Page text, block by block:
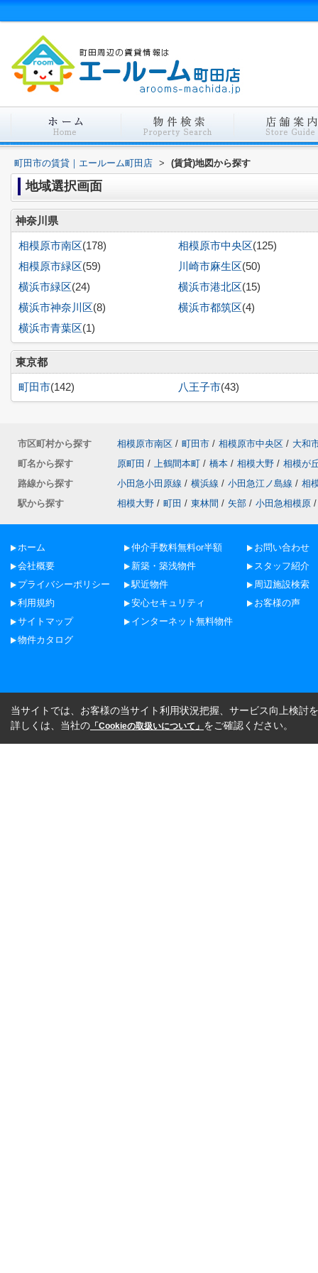
町田市の賃貸｜エールーム町田店 > (賃貸)地図から探す
地域選択画面
神奈川県
相模原市南区(178) 相模原市中央区(125)
相模原市緑区(59) 川崎市麻生区(50)
横浜市緑区(24) 横浜市港北区(15)
横浜市神奈川区(8) 横浜市都筑区(4)
横浜市青葉区(1)
東京都
町田市(142) 八王子市(43)
市区町村から探す 相模原市南区 / 町田市 / 相模原市中央区 / 大和
町名から探す
原町田 / 上鶴間本町 / 橋本 / 相模大野 / 相模が
路線から探す
小田急小田原線 / 横浜線 / 小田急江ノ島線 / 相
駅から探す
相模大野 / 町田 / 東林間 / 矢部 / 小田急相模原 /
ホーム
会社概要
プライバシーポリシー
利用規約
サイトマップ
物件カタログ
仲介手数料無料or半額
新築・築浅物件
駅近物件
安心セキュリティ
インターネット無料物件
お問い合わせ
スタッフ紹介
周辺施設検索
お客様の声
当サイトでは、お客様の当サイト利用状況把握、サービス向上検討
詳しくは、当社の 「Cookieの取扱いについて」 をご確認ください。